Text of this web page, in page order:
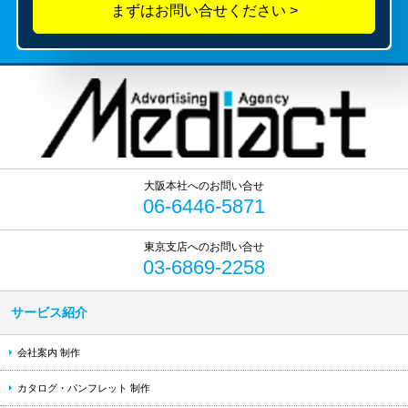
06-6446-5871
03-6869-2258
サービス紹介
会社案内 制作
カタログ・パンフレット 制作